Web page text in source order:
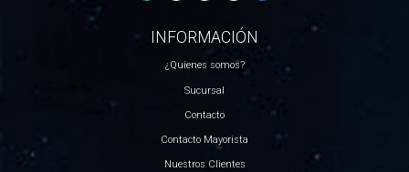
INFORMACIÓN
¿Quienes somos?
Sucursal
Contacto
Contacto Mayorista
Nuestros Clientes